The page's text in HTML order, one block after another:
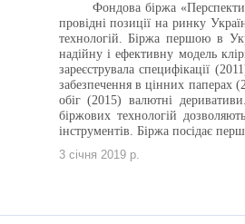
Фондова біржа
провідні позиції на ринку
технологій. Біржа першою в
надійну і ефективну модель
зареєструвала специфікації
забезпечення в цінних паперах
обіг (2015) валютні
біржових технологій
інструментів. Біржа посідає
3 січня 2019 р.